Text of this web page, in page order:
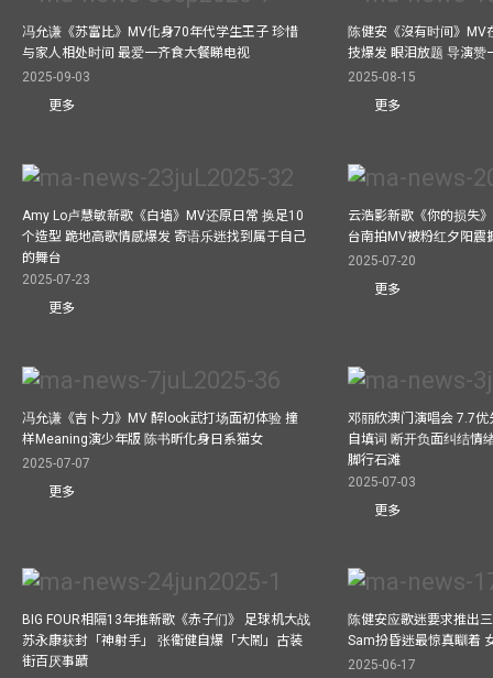
冯允谦《苏富比》MV化身70年代学生王子 珍惜
与家人相处时间 最爱一齐食大餐睇电视
2025-09-03
更多
陈健安《沒有时间》MV
技爆发 眼泪放题 导演
2025-08-15
更多
Amy Lo卢慧敏新歌《白墙》MV还原日常 换足10
个造型 跪地高歌情感爆发 寄语乐迷找到属于自己
的舞台
2025-07-23
更多
云浩影新歌《你的损失
台南拍MV被粉红夕阳震
2025-07-20
更多
冯允谦《吉卜力》MV 醉look武打场面初体验 撞
样Meaning演少年版 陈书昕化身日系猫女
2025-07-07
更多
邓丽欣澳门演唱会 7.7
自填词 断开负面纠结情
脚行石滩
2025-07-03
更多
BIG FOUR相隔13年推新歌《赤子们》 足球机大战
苏永康获封「神射手」 张衞健自爆「大鬧」古装
街百厌事蹟
陈健安应歌迷要求推出
Sam扮昏迷最惊真瞓着
2025-06-17